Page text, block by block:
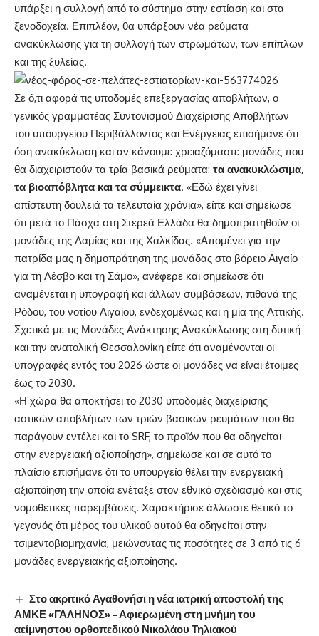
υπάρξει η συλλογή από το σύστημα στην εστίαση και στα
ξενοδοχεία. Επιπλέον, θα υπάρξουν νέα ρεύματα
ανακύκλωσης για τη συλλογή των στρωμάτων, των επίπλων
και της ξυλείας.
Σε ό,τι αφορά τις υποδομές επεξεργασίας αποβλήτων, ο
γενικός γραμματέας Συντονισμού Διαχείρισης Αποβλήτων
του υπουργείου Περιβάλλοντος και Ενέργειας επισήμανε ότι
όση ανακύκλωση και αν κάνουμε χρειαζόμαστε μονάδες που
θα διαχειριστούν τα τρία βασικά ρεύματα: τα ανακυκλώσιμα,
τα βιοαπόβλητα και τα σύμμεικτα. «Εδώ έχει γίνει
απίστευτη δουλειά τα τελευταία χρόνια», είπε και σημείωσε
ότι μετά το Πάσχα στη Στερεά Ελλάδα θα δημοπρατηθούν οι
μονάδες της Λαμίας και της Χαλκίδας. «Απομένει για την
πατρίδα μας η δημοπράτηση της μονάδας στο βόρειο Αιγαίο
για τη Λέσβο και τη Σάμο», ανέφερε και σημείωσε ότι
αναμένεται η υπογραφή και άλλων συμβάσεων, πιθανά της
Ρόδου, του νοτίου Αιγαίου, ενδεχομένως και η μία της Αττικής.
Σχετικά με τις Μονάδες Ανάκτησης Ανακύκλωσης στη δυτική
και την ανατολική Θεσσαλονίκη είπε ότι αναμένονται οι
υπογραφές εντός του 2026 ώστε οι μονάδες να είναι έτοιμες
έως το 2030.
«Η χώρα θα αποκτήσει το 2030 υποδομές διαχείρισης
αστικών αποβλήτων των τριών βασικών ρευμάτων που θα
παράγουν εντέλει και το SRF, το προϊόν που θα οδηγείται
στην ενεργειακή αξιοποίηση», σημείωσε και σε αυτό το
πλαίσιο επισήμανε ότι το υπουργείο θέλει την ενεργειακή
αξιοποίηση την οποία ενέταξε στον εθνικό σχεδιασμό και στις
νομοθετικές παρεμβάσεις. Χαρακτήρισε άλλωστε θετικό το
γεγονός ότι μέρος του υλικού αυτού θα οδηγείται στην
τσιμεντοβιομηχανία, μειώνοντας τις ποσότητες σε 3 από τις 6
μονάδες ενεργειακής αξιοποίησης.
Στο ακριτικό Αγαθονήσι η νέα ιατρική αποστολή της
ΑΜΚΕ «ΓΑΛΗΝΟΣ» – Αφιερωμένη στη μνήμη του
αείμνηστου ορθοπεδικού Νικολάου Τηλιακού